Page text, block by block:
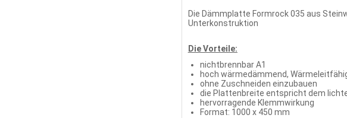
Die Dämmplatte Formrock 035 aus
Unterkonstruktion
Die Vorteile:
nichtbrennbar A1
hoch wärmedämmend,
ohne Zuschneiden einzubauen
die Plattenbreite entspricht dem
hervorragende Klemmwirkung
Format: 1000 x 450 mm